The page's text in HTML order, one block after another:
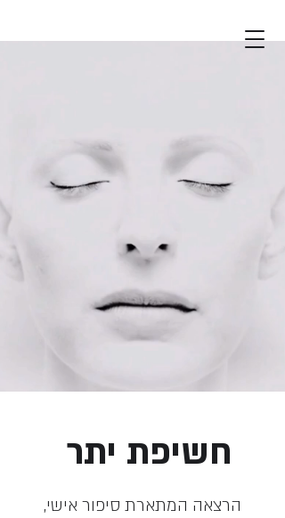
חשיפת יתר
הרצאה המתארת סיפור אישי,